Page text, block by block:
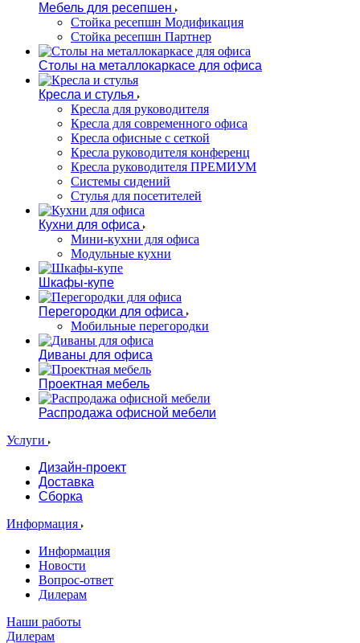
Мебель для ресепшен
Стойка ресепшн Модификация
Стойка ресепшн Партнер
Столы на металлокаркасе для офиса
Кресла и стулья
Кресла для руководителя
Кресла для современного офиса
Кресла офисные с сеткой
Кресла руководителя конференц
Кресла руководителя ПРЕМИУМ
Системы сидений
Стулья для посетителей
Кухни для офиса
Мини-кухни для офиса
Модульные кухни
Шкафы-купе
Перегородки для офиса
Мобильные перегородки
Диваны для офиса
Проектная мебель
Распродажа офисной мебели
Услуги
Дизайн-проект
Доставка
Сборка
Информация
Информация
Новости
Вопрос-ответ
Дилерам
Наши работы
Дилерам